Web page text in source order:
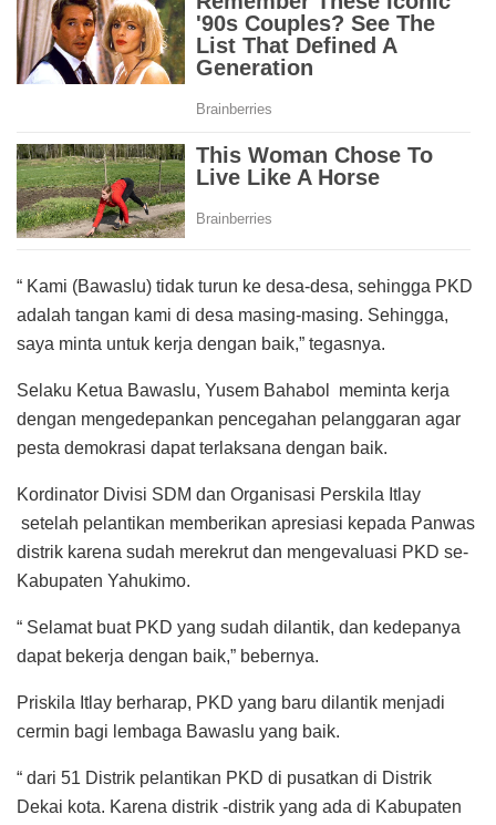
“ Kami (Bawaslu) tidak turun ke desa-desa, sehingga PKD
adalah tangan kami di desa masing-masing. Sehingga,
saya minta untuk kerja dengan baik,” tegasnya.
Selaku Ketua Bawaslu, Yusem Bahabol meminta kerja
dengan mengedepankan pencegahan pelanggaran agar
pesta demokrasi dapat terlaksana dengan baik.
Kordinator Divisi SDM dan Organisasi Perskila Itlay
setelah pelantikan memberikan apresiasi kepada Panwas
distrik karena sudah merekrut dan mengevaluasi PKD se-
Kabupaten Yahukimo.
“ Selamat buat PKD yang sudah dilantik, dan kedepanya
dapat bekerja dengan baik,” bebernya.
Priskila Itlay berharap, PKD yang baru dilantik menjadi
cermin bagi lembaga Bawaslu yang baik.
“ dari 51 Distrik pelantikan PKD di pusatkan di Distrik
Dekai kota. Karena distrik -distrik yang ada di Kabupaten